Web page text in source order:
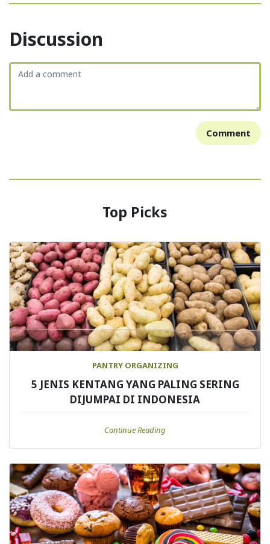
Discussion
Comment
Top Picks
PANTRY ORGANIZING
5 JENIS KENTANG YANG PALING SERING
DIJUMPAI DI INDONESIA
Continue Reading